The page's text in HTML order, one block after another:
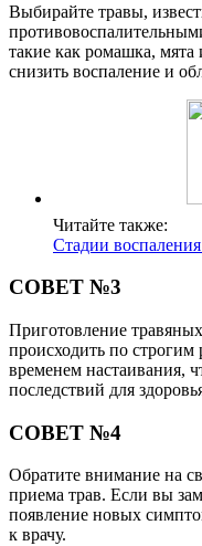
Выбирайте травы,
такие как ромашка,
снизить воспаление и
Читайте также:
Стадии
СОВЕТ №3
Приготовление
происходить по строгим
временем настаивания,
последствий для
СОВЕТ №4
Обратите внимание на
приема трав. Если вы
появление новых
к врачу.